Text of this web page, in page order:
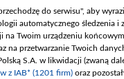
zgłoszeń
do serwisu", aby
automatycznego śledzenia i
na Twoim urządzeniu
na przetwarzanie Twoich
S.A. w likwidacji (zwaną
z IAB* (1201 firm) oraz